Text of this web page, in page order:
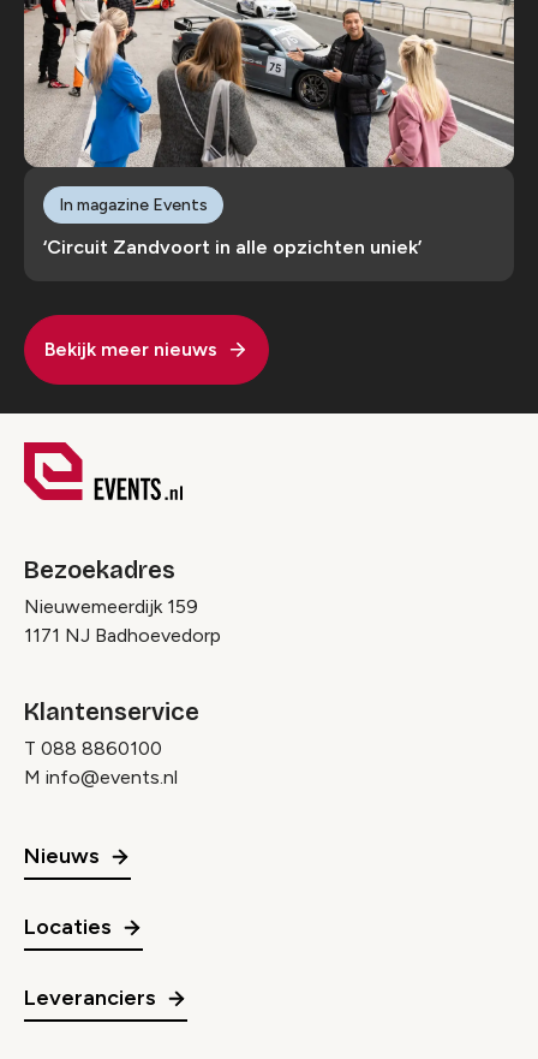
‘Circuit Zandvoort in alle opzichten uniek’
In magazine Events
Bekijk meer nieuws
Bezoekadres
Nieuwemeerdijk 159
1171 NJ Badhoevedorp
Klantenservice
T 088 8860100
M info@events.nl
Nieuws
Locaties
Leveranciers